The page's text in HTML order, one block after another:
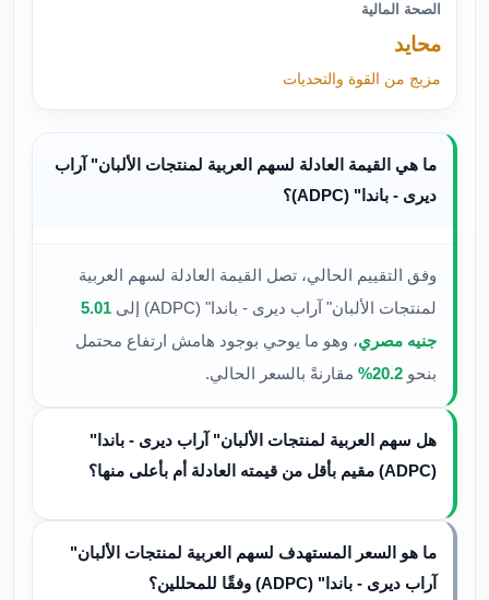
الصحة المالية
محايد
مزيج من القوة والتحديات
ما هي القيمة العادلة لسهم العربية لمنتجات الألبان" آراب
ديرى - باندا" (ADPC)؟
وفق التقييم الحالي، تصل القيمة العادلة لسهم العربية
لمنتجات الألبان" آراب ديرى - باندا" (ADPC) إلى
5.01
جنيه مصري، وهو ما يوحي بوجود هامش ارتفاع محتمل
بنحو20.2% مقارنةً بالسعر الحالي.
هل سهم العربية لمنتجات الألبان" آراب ديرى - باندا"
(ADPC) مقيم بأقل من قيمته العادلة أم بأعلى منها؟
ما هو السعر المستهدف لسهم العربية لمنتجات الألبان"
آراب ديرى - باندا" (ADPC) وفقًا للمحللين؟